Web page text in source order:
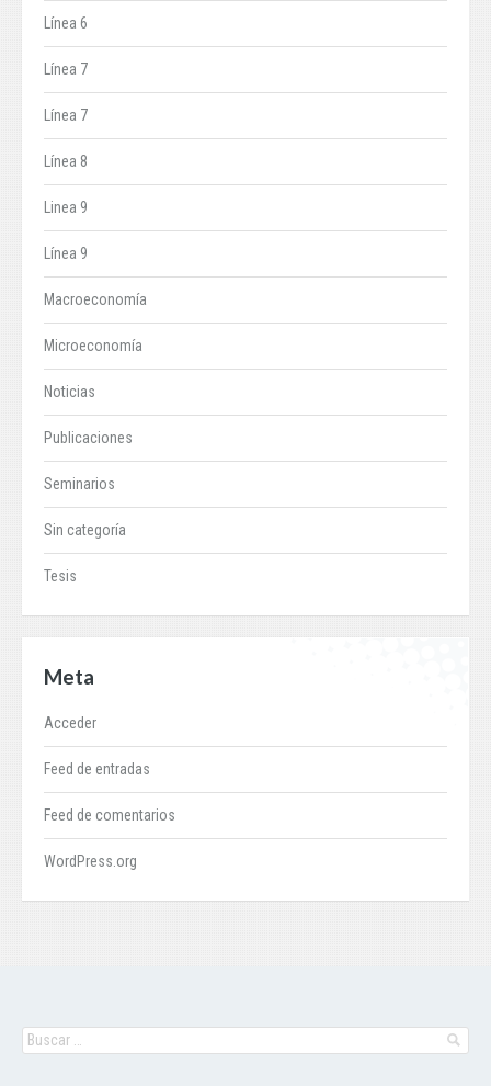
Línea 6
Línea 7
Línea 7
Línea 8
Linea 9
Línea 9
Macroeconomía
Microeconomía
Noticias
Publicaciones
Seminarios
Sin categoría
Tesis
Meta
Acceder
Feed de entradas
Feed de comentarios
WordPress.org